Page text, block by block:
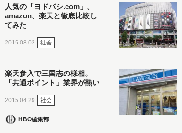
人気の「ヨドバシ.com」、
amazon、楽天と徹底比較し
てみた
2015.08.02 社会
楽天参入で三国志の様相。
「共通ポイント」業界が熱い
2015.04.29 社会
HBO編集部